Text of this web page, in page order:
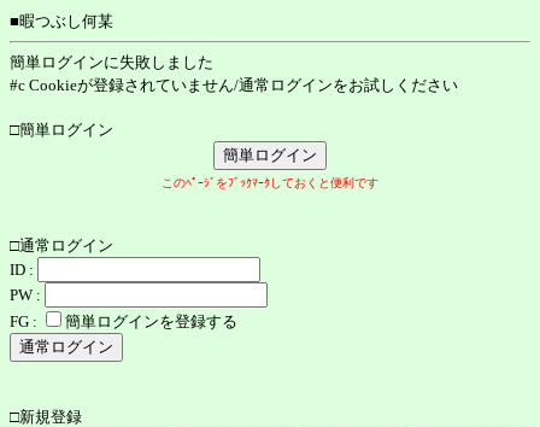
■暇つぶし何某
簡単ログインに失敗しました
#c Cookieが登録されていません/通常ログインをお試しください
□簡単ログイン
このﾍﾟｰｼﾞをﾌﾞｯｸﾏｰｸしておくと便利です
□通常ログイン
ID :
PW :
FG :
簡単ログインを登録する
□新規登録